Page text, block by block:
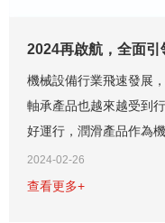
機械設備行業飛速發展
軸承產品也越來越受到
好運行，潤滑產品作為
統市場中，軸承潤滑劑
以及粉狀的二硫化鉬，
2024-02-26
查看更多+